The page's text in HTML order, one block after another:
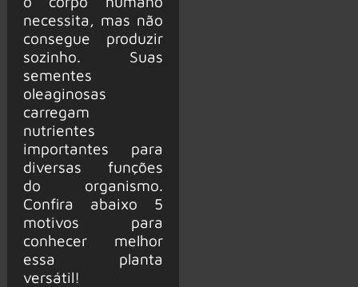
necessita, mas não
consegue produzir
sozinho. Suas
sementes
oleaginosas
carregam
nutrientes
importantes para
diversas funções
do organismo.
Confira abaixo 5
motivos para
conhecer melhor
essa planta
versátil!